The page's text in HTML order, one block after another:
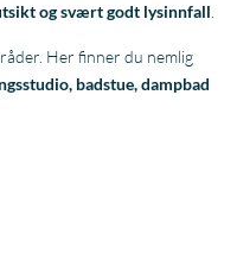
og svært godt lysinnfall
Her finner du nemlig
badstue, dampbad